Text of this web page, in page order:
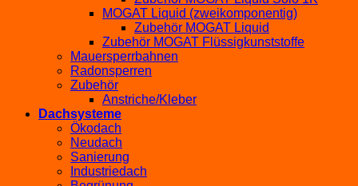
MOGAT Liquid (zweikomponentig)
Zubehör MOGAT Liquid
Zubehör MOGAT Flüssigkunststoffe
Mauersperrbahnen
Radonsperren
Zubehör
Anstriche/Kleber
Dachsysteme
Ökodach
Neudach
Sanierung
Industriedach